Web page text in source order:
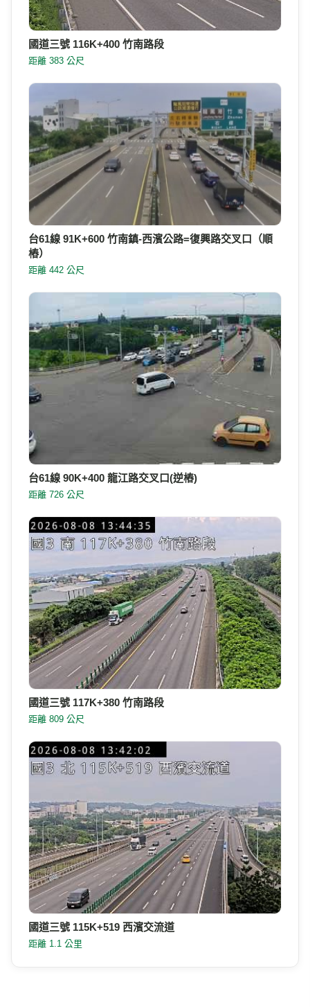
國道三號 116K+400 竹南路段
距離 383 公尺
台61線 91K+600 竹南鎮-西濱公路=復興路交叉口（順
樁）
距離 442 公尺
台61線 90K+400 龍江路交叉口(逆樁)
距離 726 公尺
國道三號 117K+380 竹南路段
距離 809 公尺
國道三號 115K+519 西濱交流道
距離 1.1 公里